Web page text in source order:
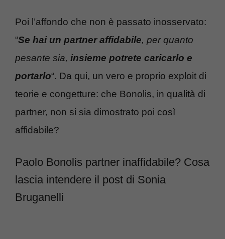
Poi l’affondo che non è passato inosservato:
“Se hai un partner affidabile, per quanto
pesante sia, insieme potrete caricarlo e
portarlo“. Da qui, un vero e proprio exploit di
teorie e congetture: che Bonolis, in qualità di
partner, non si sia dimostrato poi così
affidabile?
Paolo Bonolis partner inaffidabile? Cosa
lascia intendere il post di Sonia
Bruganelli